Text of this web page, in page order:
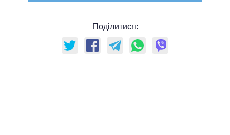
Поділитися: